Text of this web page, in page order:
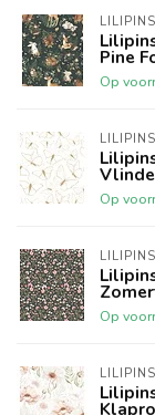
Pine
Op
Op
Op